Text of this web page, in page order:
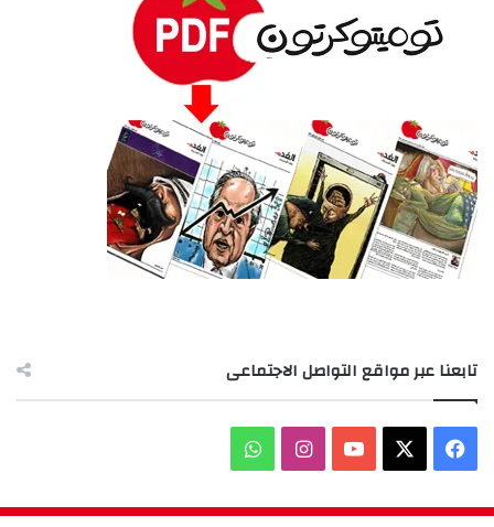
تابعنا عبر مواقع التواصل الاجتماعى
فيسبوك ‫YouTubeانستقرامواتساب